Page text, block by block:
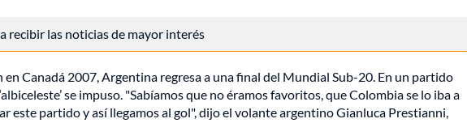
recibir las noticias de mayor interés
en Canadá 2007, Argentina regresa a una final del Mundial Sub-20. En un partido
se impuso. "Sabíamos que no éramos favoritos, que Colombia se lo iba a
este partido y así llegamos al gol", dijo el volante argentino Gianluca Prestianni,